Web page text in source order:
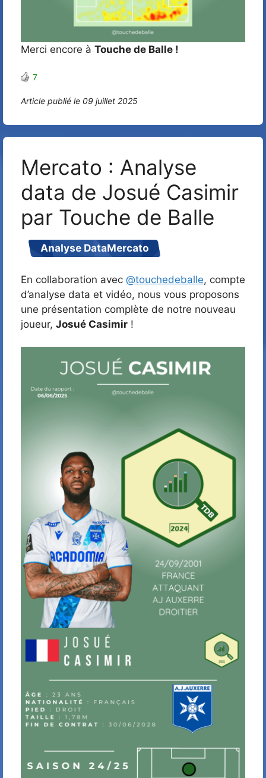
Merci encore à Touche de Balle !
7
Article publié le 09 juillet 2025
Mercato : Analyse
data de Josué Casimir
par Touche de Balle
Analyse DataMercato
En collaboration avec @touchedeballe, compte
d’analyse data et vidéo, nous vous proposons
une présentation complète de notre nouveau
joueur, Josué Casimir !